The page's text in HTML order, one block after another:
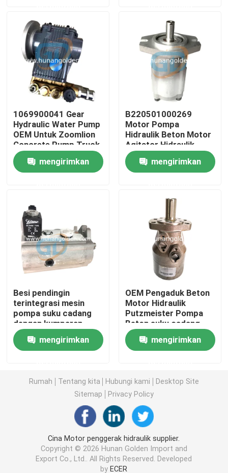
Tur Pabrik
Kontrol kualitas
Hubungi kami
Berita
Permintaan Penawaran
Suku Cadang Pompa Beton
Pipa Pengiriman Pompa Beton
Motor Pompa Hidraulik Beton
Katup Kontrol Hidraulik
kit segel silinder hidrolik
Bagian Pneumatik Pusat
Truk Pompa Beton Bekas
1069900041 Gear
Hydraulic Water Pump
OEM Untuk Zoomlion
Concrete Pump Truck
mengirimkan
B220501000269
Motor Pompa
Hidraulik Beton Motor
Agitator Hidraulik
Custom
mengirimkan
Besi pendingin
terintegrasi mesin
pompa suku cadang
dengan kumparan
mengirimkan
OEM Pengaduk Beton
Motor Hidraulik
Putzmeister Pompa
Beton suku cadang
mengirimkan
Rumah Tentang kita Hubungi kami
Desktop Site
Sitemap
Privacy Policy
Cina Motor penggerak hidraulik supplier.
Copyright © 2026 Hunan Golden Import and
Export Co., Ltd.. All Rights Reserved. Developed
by ECER